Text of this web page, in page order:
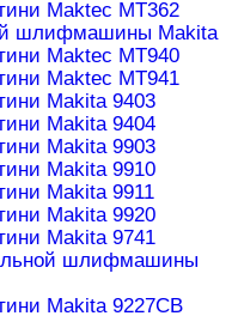
Maktec MT362
шлифмашины Makita
Maktec MT940
Maktec MT941
Makita 9403
Makita 9404
Makita 9903
Makita 9910
Makita 9911
Makita 9920
Makita 9741
шлифмашины
Makita 9227CB